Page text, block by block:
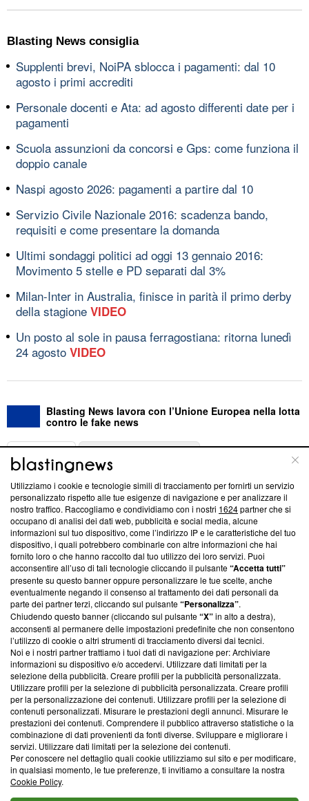
Blasting News consiglia
Supplenti brevi, NoiPA sblocca i pagamenti: dal 10
agosto i primi accrediti
Personale docenti e Ata: ad agosto differenti date per i
pagamenti
Scuola assunzioni da concorsi e Gps: come funziona il
doppio canale
Naspi agosto 2026: pagamenti a partire dal 10
Servizio Civile Nazionale 2016: scadenza bando,
requisiti e come presentare la domanda
Ultimi sondaggi politici ad oggi 13 gennaio 2016:
Movimento 5 stelle e PD separati dal 3%
Milan-Inter in Australia, finisce in parità il primo derby
della stagione VIDEO
Un posto al sole in pausa ferragostiana: ritorna lunedì
24 agosto VIDEO
Blasting News lavora con l’Unione Europea nella lotta
contro le fake news
ABOUT
Questa sezione offre informazioni trasparenti su Blasting
News, sui nostri processi editoriali e su come ci impegniamo a
creare news di qualità. Inoltre, afferma la nostra aderenza a
‘Trust Project - News with Integrity’Blasting News non è
ancora membro del programma, ma ha richiesto di farne
parte; Trust Project non ha ancora effettuato una verifica di
conformità agli standard.
Su di noi
Team editoriale
Corporate
Redazione
Informativa Privacy
Cookie Policy
Blasting SA, IDI CHE-247.845.224, Via Carlo Frasca, 3 - 6900
Lugano (Svizzera) Tel:+39 0690258937
© 2026 Blasting News
Utilizziamo i cookie e tecnologie simili di tracciamento per fornirti un servizio
personalizzato rispetto alle tue esigenze di navigazione e per analizzare il
nostro traffico. Raccogliamo e condividiamo con i nostri 1624partner che si
occupano di analisi dei dati web, pubblicità e social media, alcune
informazioni sul tuo dispositivo, come l’indirizzo IP e le caratteristiche del tuo
dispositivo, i quali potrebbero combinarle con altre informazioni che hai
fornito loro o che hanno raccolto dal tuo utilizzo dei loro servizi. Puoi
acconsentire all’uso di tali tecnologie cliccando il pulsante“Accetta tutti”
presente su questo banner oppure personalizzare le tue scelte, anche
eventualmente negando il consenso al trattamento dei dati personali da
parte dei partner terzi, cliccando sul pulsante“Personalizza”.
Chiudendo questo banner (cliccando sul pulsante“X”in alto a destra),
acconsenti al permanere delle impostazioni predefinite che non consentono
l’utilizzo di cookie o altri strumenti di tracciamento diversi dai tecnici.
Noi e i nostri partner trattiamo i tuoi dati di navigazione per: Archiviare
informazioni su dispositivo e/o accedervi. Utilizzare dati limitati per la
selezione della pubblicità. Creare profili per la pubblicità personalizzata.
Utilizzare profili per la selezione di pubblicità personalizzata. Creare profili
per la personalizzazione dei contenuti. Utilizzare profili per la selezione di
contenuti personalizzati. Misurare le prestazioni degli annunci. Misurare le
prestazioni dei contenuti. Comprendere il pubblico attraverso statistiche o la
combinazione di dati provenienti da fonti diverse. Sviluppare e migliorare i
servizi. Utilizzare dati limitati per la selezione dei contenuti.
Per conoscere nel dettaglio quali cookie utilizziamo sul sito e per modificare,
in qualsiasi momento, le tue preferenze, ti invitiamo a consultare la nostra
Cookie Policy.